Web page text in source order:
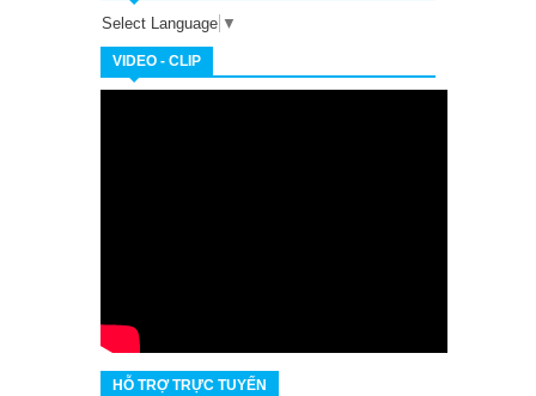
Select Language ▼
VIDEO - CLIP
HỖ TRỢ TRỰC TUYẾN